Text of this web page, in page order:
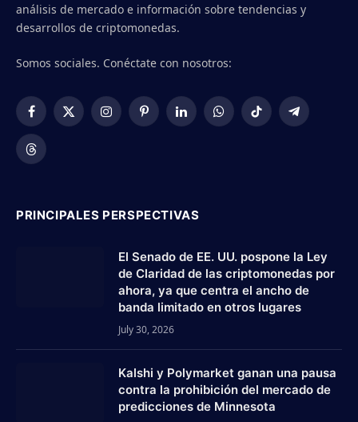
análisis de mercado e información sobre tendencias y
desarrollos de criptomonedas.
Somos sociales. Conéctate con nosotros:
Facebook
X
InstagramPinterestLinkedInWhatsApp
TikTok Telegram
Threads
PRINCIPALES PERSPECTIVAS
El Senado de EE. UU. pospone la Ley
de Claridad de las criptomonedas por
ahora, ya que centra el ancho de
banda limitado en otros lugares
July 30, 2026
Kalshi y Polymarket ganan una pausa
contra la prohibición del mercado de
predicciones de Minnesota